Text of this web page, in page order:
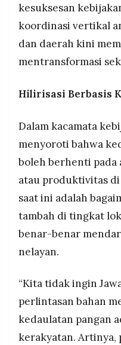
kesuksesan
koordinasi vertikal
dan daerah kini
mentransformasi
Hilirisasi Berbasis
Dalam kacamata
menyoroti bahwa
boleh berhenti pada
atau produktivitas
saat ini adalah
tambah di tingkat
benar-benar
nelayan.
“Kita tidak ingin
perlintasan bahan
kedaulatan pangan
kerakyatan. Artinya,